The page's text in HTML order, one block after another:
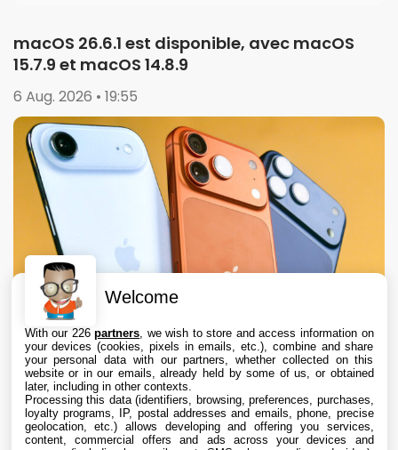
macOS 26.6.1 est disponible, avec macOS
15.7.9 et macOS 14.8.9
6 Aug. 2026 • 19:55
Welcome
With our 226partners , we wish to store and access information on
your devices (cookies, pixels in emails, etc.), combine and share
your personal data with our partners, whether collected on this
website or in our emails, already held by some of us, or obtained
later, including in other contexts.
Processing this data (identifiers, browsing, preferences, purchases,
loyalty programs, IP, postal addresses and emails, phone, precise
geolocation, etc.) allows developing and offering you services,
content, commercial offers and ads across your devices and